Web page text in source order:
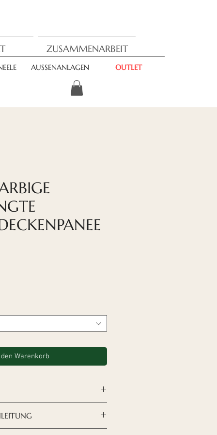
ZUSAMMENARBEIT
AUSSENANLAGEN OUTLET
Warenkorb
sinddie Akustikplatten